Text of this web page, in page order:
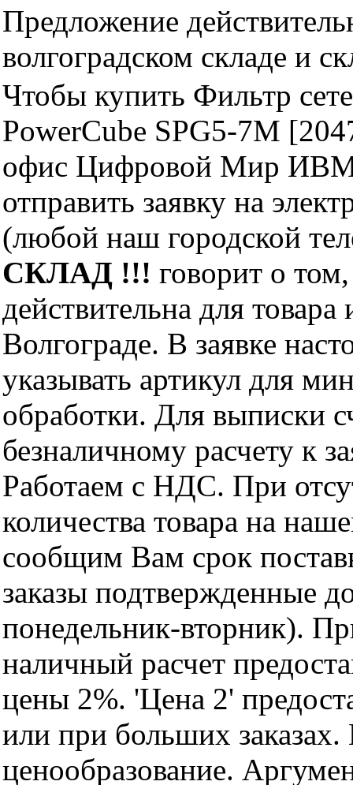
Предложение
волгоградском складе и
Чтобы купить Фильтр
PowerCube SPG5-7M
офис Цифровой Мир ИВМ
отправить заявку на
(любой наш городской
СКЛАД !!! говорит о
действительна для
Волгограде. В заявке
указывать артикул для
обработки. Для выписки
безналичному расчету к
Работаем с НДС. При
количества товара на
сообщим Вам срок
заказы подтвержденные
понедельник-вторник).
наличный расчет
цены 2%. 'Цена 2'
или при больших
ценообразование.